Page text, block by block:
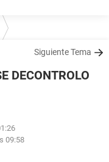
Siguiente Tema
DECONTROLO
09:58